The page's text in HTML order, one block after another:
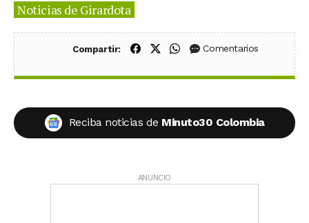
Noticias de Girardota
Compartir: Compartir en Facebook
Compartir en X (Twitter)
Compartir en WhatsApp
Comentarios
Reciba noticias de Minuto30 Colombia
ANUNCIO